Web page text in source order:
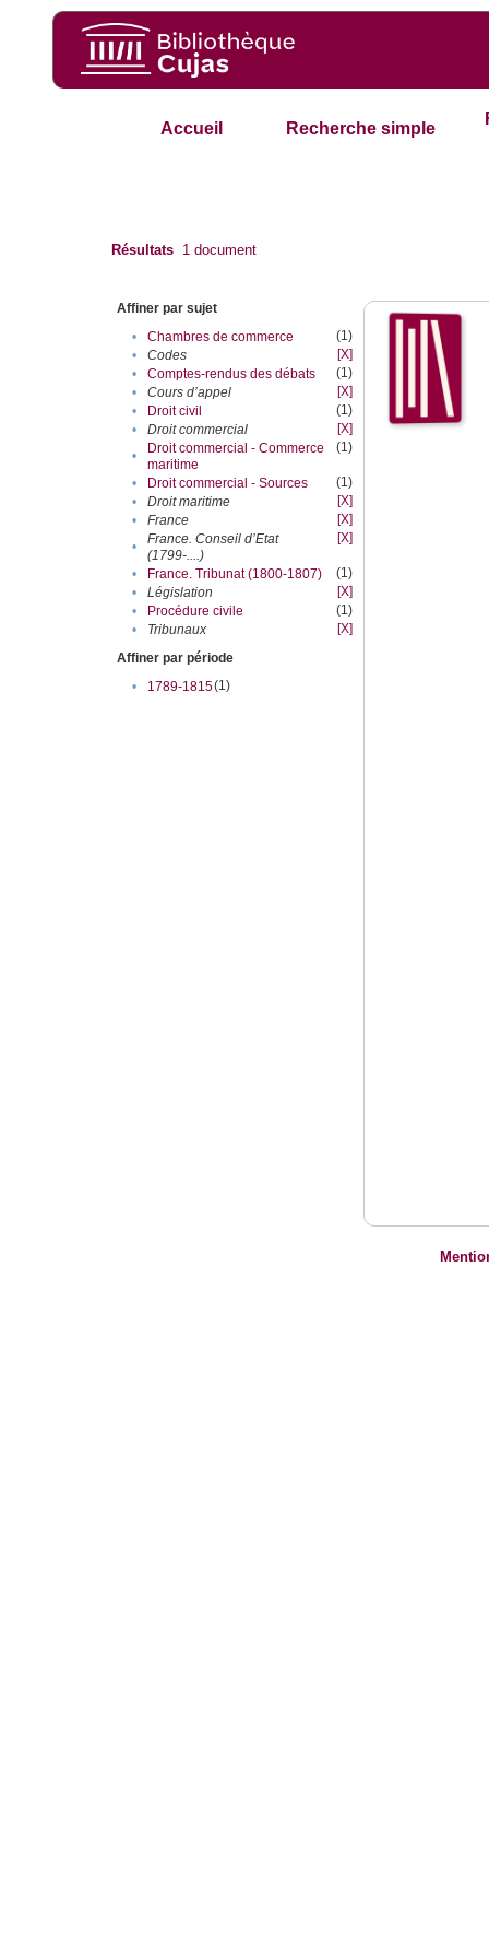
Accueil Recherche simple
Résultats 1 document
Affiner par sujet
•
Chambres de commerce
(1)
•
Codes
[X]
•
Comptes-rendus des débats
(1)
•
Cours d’appel
[X]
•
Droit civil
(1)
•
Droit commercial
[X]
•
Droit commercial - Commerce
maritime
(1)
• Droit commercial - Sources
(1)
•
Droit maritime
[X]
•
France
[X]
•
France. Conseil d’Etat
(1799-....)
[X]
• France. Tribunat (1800-1807)
(1)
•
Législation
[X]
•
Procédure civile
(1)
•
Tribunaux
[X]
Affiner par période
•
1789-1815(1)